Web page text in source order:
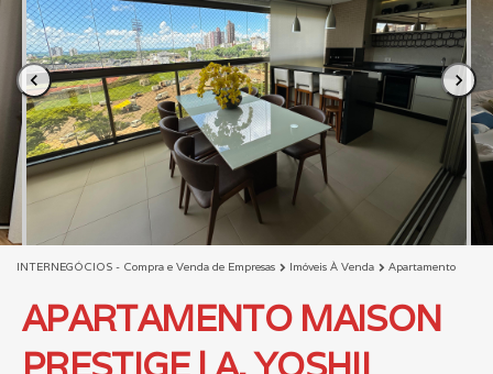
chevron_left chevron_right
INTERNEGÓCIOS - Compra e Venda de Empresas chevron_right Imóveis À Venda chevron_right Apartamento
APARTAMENTO MAISON